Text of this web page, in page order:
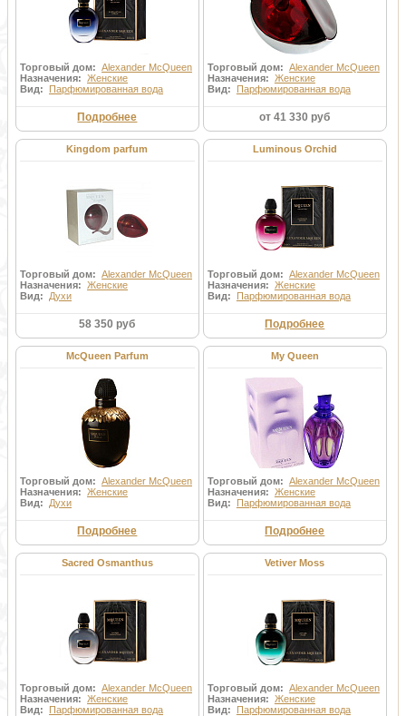
Торговый дом: Alexander McQueen
Назначения: Женские
Вид: Парфюмированная вода
Подробнее
Торговый дом: Alexander McQueen
Назначения: Женские
Вид: Парфюмированная вода
от 41 330 руб
Kingdom parfum
Торговый дом: Alexander McQueen
Назначения: Женские
Вид: Духи
58 350 руб
Luminous Orchid
Торговый дом: Alexander McQueen
Назначения: Женские
Вид: Парфюмированная вода
Подробнее
McQueen Parfum
Торговый дом: Alexander McQueen
Назначения: Женские
Вид: Духи
Подробнее
My Queen
Торговый дом: Alexander McQueen
Назначения: Женские
Вид: Парфюмированная вода
Подробнее
Sacred Osmanthus
Торговый дом: Alexander McQueen
Назначения: Женские
Вид: Парфюмированная вода
Vetiver Moss
Торговый дом: Alexander McQueen
Назначения: Женские
Вид: Парфюмированная вода